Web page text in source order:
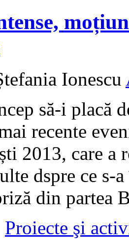
Ionescu
să-i placă
recente
2013, care
dspre ce s-
din partea
Proiecte şi